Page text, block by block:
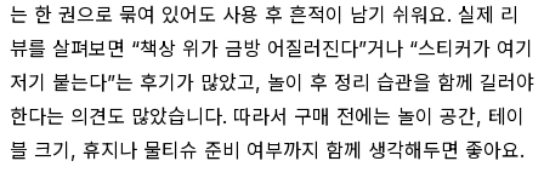
는 한 권으로 묶여 있어도 사용 후 흔적이 남기 쉬워요. 실제 리
뷰를 살펴보면 “책상 위가 금방 어질러진다”거나 “스티커가 여기
저기 붙는다”는 후기가 많았고, 놀이 후 정리 습관을 함께 길러야
한다는 의견도 많았습니다. 따라서 구매 전에는 놀이 공간, 테이
블 크기, 휴지나 물티슈 준비 여부까지 함께 생각해두면 좋아요.